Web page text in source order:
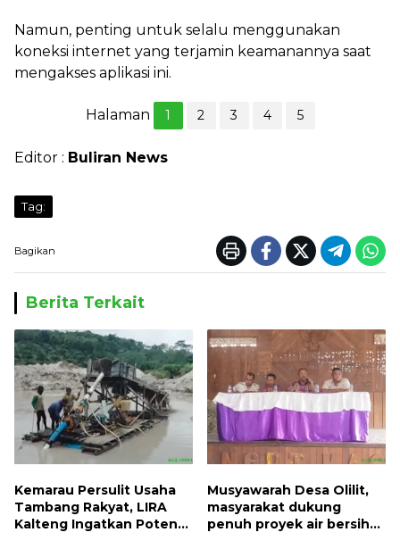
Namun, penting untuk selalu menggunakan
koneksi internet yang terjamin keamanannya saat
mengakses aplikasi ini.
Halaman 1 2 3 4 5
Editor : Buliran News
Tag:
Bagikan
Berita Terkait
Kemarau Persulit Usaha
Tambang Rakyat, LIRA
Kalteng Ingatkan Potensi
Musyawarah Desa Olilit,
masyarakat dukung
penuh proyek air bersih